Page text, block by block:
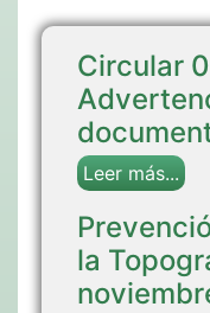
Circular
Leer más...
la